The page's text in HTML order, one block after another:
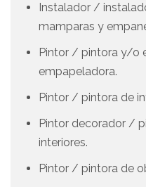
Instalador /
mamparas y
Pintor / pintora y/o
empapeladora.
Pintor / pintora de
Pintor decorador /
interiores.
Pintor / pintora de